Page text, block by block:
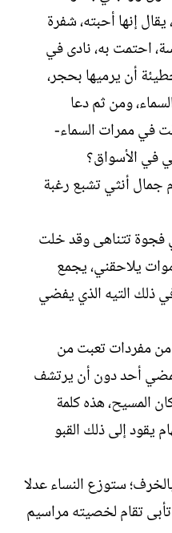
إنها أحبته، شفرة
احتمت به، نادى في
أن يرميها بحجر،
ومن ثم دعا
في ممرات السماء-
في الأسواق؟
أنثي تشبع رغبة
فجوة تتناهى وقد خلت
يلاحقني، يجمع
ذلك التيه الذي يفضي
من مفردات تعبت من
يمضي أحد دون أن يرتشف
المسيح، هذه كلمة
يقود إلى ذلك القبو
ستوزع النساء عدلا
تقام لخصيته مراسيم